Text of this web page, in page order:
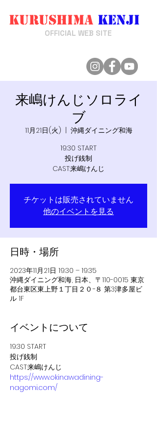
OFFICIAL WEB SITE
Kurushima Kenji
来嶋けんじソロライ
ブ
11月21日(火)
沖縄ダイニング和海
19:30 START
投げ銭制
CAST:来嶋けんじ
チケットは販売されていません
他のイベントを見る
日時・場所
2023年11月21日 19:30 – 19:35
沖縄ダイニング和海, 日本、〒110-0015 東京
都台東区東上野１丁目２０−８ 第3津多屋ビ
ル 1F
イベントについて
19:30 START
投げ銭制
CAST:来嶋けんじ
https://www.okinawadining-
nagomi.com/